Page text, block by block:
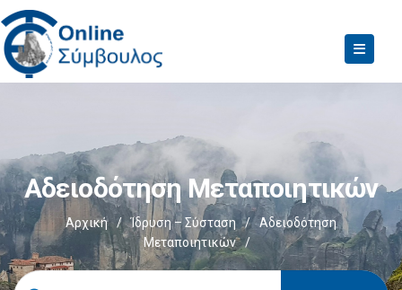
Αδειοδότηση Μεταποιητικών
Αρχική / Ίδρυση – Σύσταση /
Αδειοδότηση
Μεταποιητικών
/